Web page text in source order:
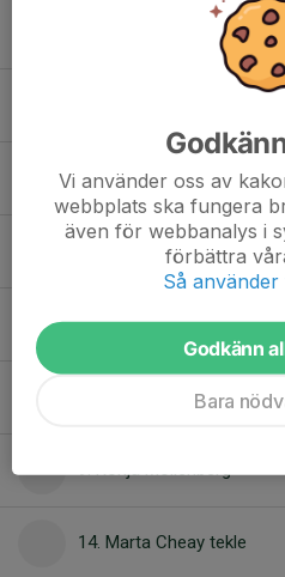
2. Emma Bergman
4. Sevkije Ibrahimi
5. Lwam Kesete
6. Betelihem Merhawi
8. Hanna Bertilsson
9. Ronja Möllenberg
14. Marta Cheay tekle
Vi använder oss av
webbplats ska fungera
även för webbanalys i
förbättra
Så använder
Godkänn
Bara